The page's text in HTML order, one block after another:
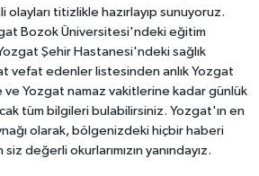
olayları titizlikle hazırlayıp sunuyoruz.
Bozok Üniversitesi'ndeki eğitim
Şehir Hastanesi'ndeki sağlık
vefat edenler listesinden anlık Yozgat
ve Yozgat namaz vakitlerine kadar günlük
tüm bilgileri bulabilirsiniz. Yozgat'ın en
olarak, bölgenizdeki hiçbir haberi
siz değerli okurlarımızın yanındayız.